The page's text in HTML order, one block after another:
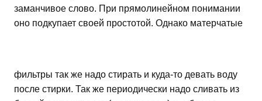
заманчивое слово. При прямолинейном понимании
оно подкупает своей простотой. Однако матерчатые
фильтры так же надо стирать и куда-то девать воду
после стирки. Так же периодически надо сливать из